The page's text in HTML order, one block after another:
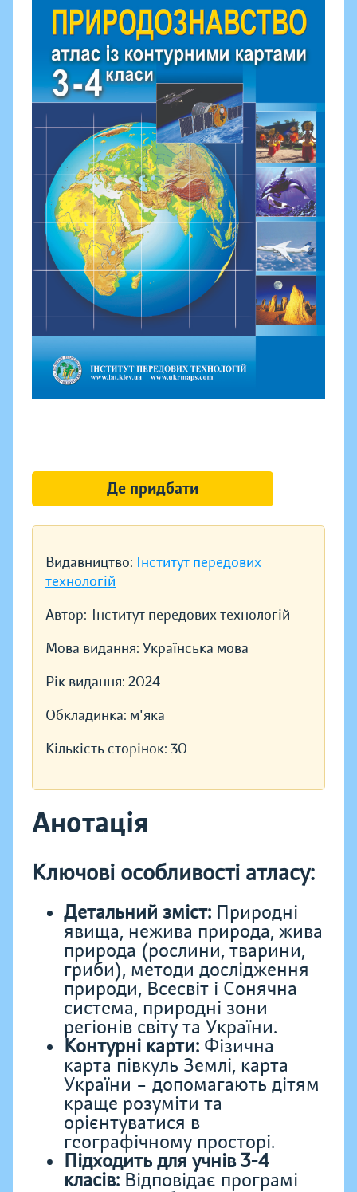
Видавництво: Інститут передових
технологій
Автор: Інститут передових технологій
Мова видання: Українська мова
Рік видання: 2024
Обкладинка: м'яка
Кількість сторінок: 30
Анотація
Ключові особливості атласу:
Детальний зміст: Природні
явища, нежива природа, жива
природа (рослини, тварини,
гриби), методи дослідження
природи, Всесвіт і Сонячна
система, природні зони
регіонів світу та України.
Контурні карти: Фізична
карта півкуль Землі, карта
України – допомагають дітям
краще розуміти та
орієнтуватися в
географічному просторі.
Підходить для учнів 3-4
класів: Відповідає програмі
Де придбати